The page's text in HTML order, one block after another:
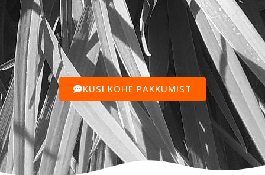
KÜSI KOHE PAKKUMIST